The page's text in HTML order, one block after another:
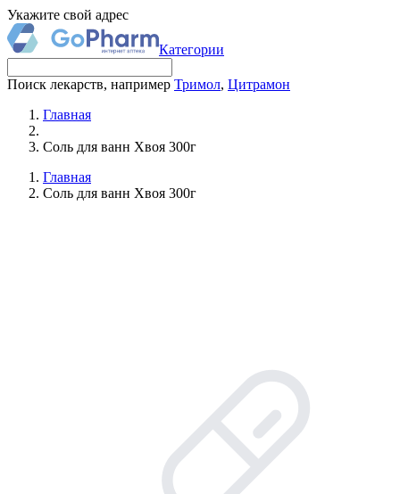
Укажите свой адрес
Категории
Поиск лекарств, например Тримол, Цитрамон
Главная
Соль для ванн Хвоя 300г
Главная
Соль для ванн Хвоя 300г